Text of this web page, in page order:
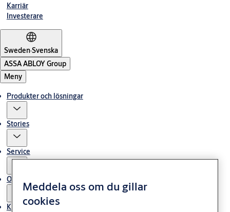
Karriär
Investerare
Sweden·Svenska
ASSA ABLOY Group
Meny
Produkter och lösningar
Stories
Service
Om oss
Kontakta oss
Meddela oss om du gillar
cookies